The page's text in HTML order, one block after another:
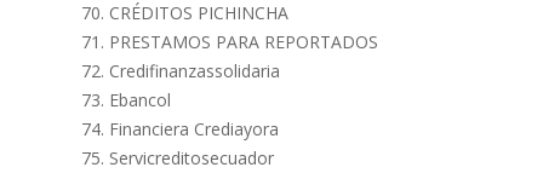
CRÉDITOS PICHINCHA
PRESTAMOS PARA REPORTADOS
Credifinanzassolidaria
Ebancol
Financiera Crediayora
Servicreditosecuador